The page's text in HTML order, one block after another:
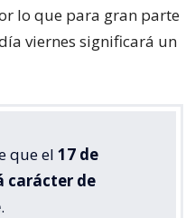
lo que para gran parte
viernes significará un
que el 17 de
carácter de
.